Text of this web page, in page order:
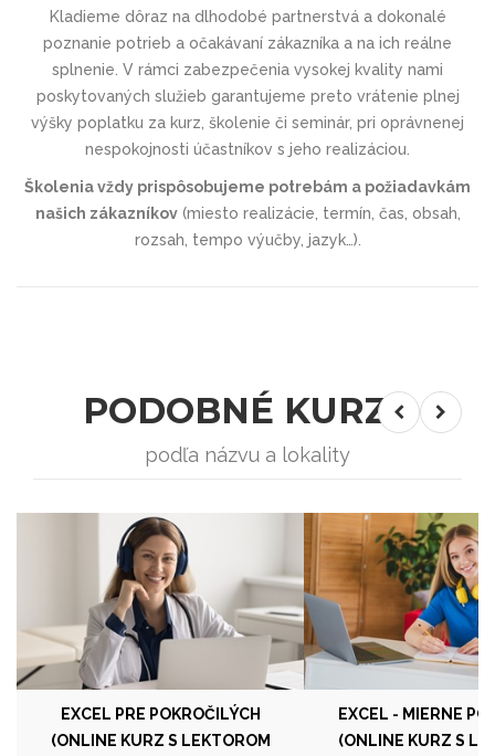
Kladieme dôraz na dlhodobé partnerstvá a dokonalé
poznanie potrieb a očakávaní zákazníka a na ich reálne
splnenie. V rámci zabezpečenia vysokej kvality nami
poskytovaných služieb garantujeme preto vrátenie plnej
výšky poplatku za kurz, školenie či seminár, pri oprávnenej
nespokojnosti účastníkov s jeho realizáciou.
Školenia vždy prispôsobujeme potrebám a požiadavkám
našich zákazníkov(miesto realizácie, termín, čas, obsah,
rozsah, tempo výučby, jazyk…).
PODOBNÉ KURZY
podľa názvu a lokality
EXCEL PRE POKROČILÝCH
(ONLINE KURZ S LEKTOROM
EXCEL - MIERNE
(ONLINE KURZ S